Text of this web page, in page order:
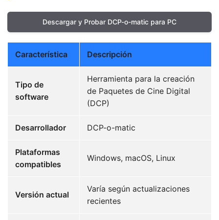
Descargar y Probar DCP-o-matic para PC
Característica Descripción
Tipo de
software
Herramienta para la creación
de Paquetes de Cine Digital
(DCP)
Desarrollador DCP-o-matic
Plataformas
compatibles
Windows, macOS, Linux
Versión actual
Varía según actualizaciones
recientes